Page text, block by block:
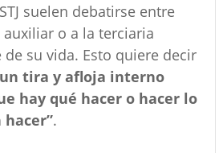
suelen debatirse entre
o a la terciaria
su vida. Esto quiere decir
tira y afloja interno
hay qué hacer o hacer lo
.